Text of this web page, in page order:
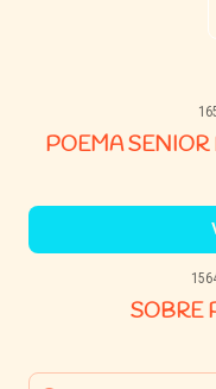
POEMA SENIOR
SOBRE